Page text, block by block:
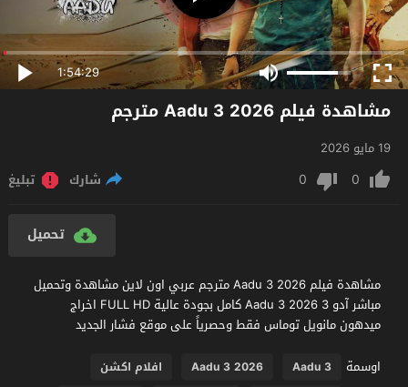
1:54:29
مشاهدة فيلم Aadu 3 2026 مترجم
19 مايو 2026
0
0 شارك تبليغ
تحميل
مشاهدة فيلم Aadu 3 2026 مترجم عربي اون لاين مشاهدة وتحميل
مباشر آدو 3 Aadu 3 2026 كامل بجودة عالية FULL HD اخراج
ميدهون مانويل توماس فقط وحصرياً على موقع فشار الجديد
اوسمة
Aadu 3
Aadu 3 2026
افلام اكشن